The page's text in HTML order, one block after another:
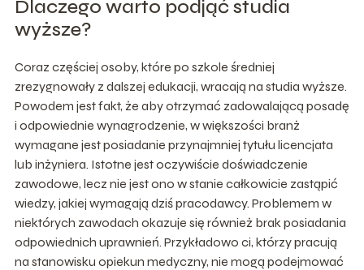
Dlaczego warto podjąć studia
wyższe?
Coraz częściej osoby, które po szkole średniej
zrezygnowały z dalszej edukacji, wracają na studia wyższe.
Powodem jest fakt, że aby otrzymać zadowalającą posadę
i odpowiednie wynagrodzenie, w większości branż
wymagane jest posiadanie przynajmniej tytułu licencjata
lub inżyniera. Istotne jest oczywiście doświadczenie
zawodowe, lecz nie jest ono w stanie całkowicie zastąpić
wiedzy, jakiej wymagają dziś pracodawcy. Problemem w
niektórych zawodach okazuje się również brak posiadania
odpowiednich uprawnień. Przykładowo ci, którzy pracują
na stanowisku opiekun medyczny, nie mogą podejmować